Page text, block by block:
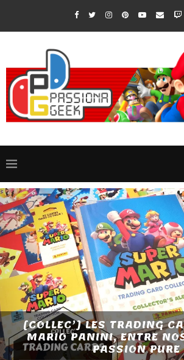
[COLLEC’] LES TRADING
MARIO PANINI, ENTRE
PASSION PURE